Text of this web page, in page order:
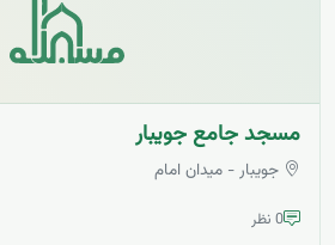
مسجد جامع جویبار
جویبار - میدان امام
0 نظر